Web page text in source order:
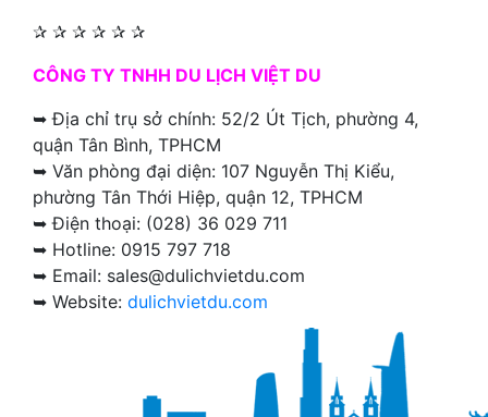
✰ ✰ ✰ ✰ ✰ ✰
CÔNG TY TNHH DU LỊCH VIỆT DU
➥ Địa chỉ trụ sở chính: 52/2 Út Tịch, phường 4,
quận Tân Bình, TPHCM
➥ Văn phòng đại diện: 107 Nguyễn Thị Kiểu,
phường Tân Thới Hiệp, quận 12, TPHCM
➥ Điện thoại: (028) 36 029 711
➥ Hotline: 0915 797 718
➥ Email: sales@dulichvietdu.com
➥ Website: dulichvietdu.com